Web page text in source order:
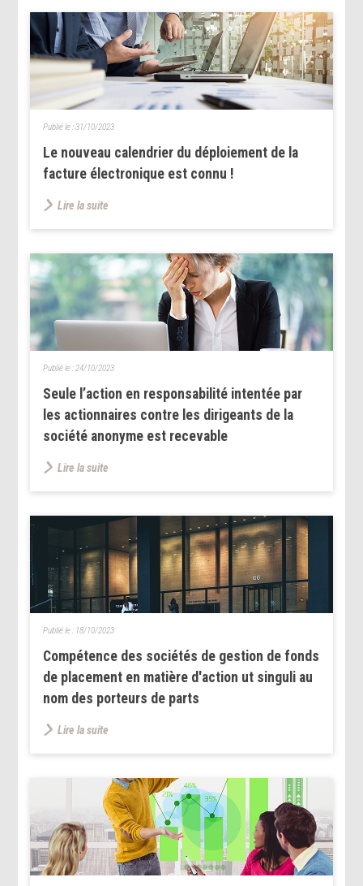
Le nouveau calendrier du déploiement de la
facture électronique est connu !
Publié le :31/10/2023
Lire la suite
Seule l’action en responsabilité intentée par
les actionnaires contre les dirigeants de la
société anonyme est recevable
Publié le : 24/10/2023
Lire la suite
Compétence des sociétés de gestion de fonds
de placement en matière d'action ut singuli au
nom des porteurs de parts
Publié le : 18/10/2023
Lire la suite